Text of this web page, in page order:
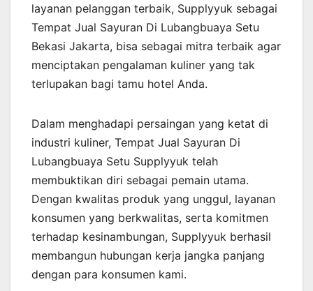
layanan pelanggan terbaik, Supplyyuk sebagai
Tempat Jual Sayuran Di Lubangbuaya Setu
Bekasi Jakarta, bisa sebagai mitra terbaik agar
menciptakan pengalaman kuliner yang tak
terlupakan bagi tamu hotel Anda.
Dalam menghadapi persaingan yang ketat di
industri kuliner, Tempat Jual Sayuran Di
Lubangbuaya Setu Supplyyuk telah
membuktikan diri sebagai pemain utama.
Dengan kwalitas produk yang unggul, layanan
konsumen yang berkwalitas, serta komitmen
terhadap kesinambungan, Supplyyuk berhasil
membangun hubungan kerja jangka panjang
dengan para konsumen kami.